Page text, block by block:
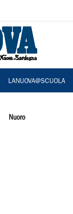
LANUOVA@SCUOLA
Nuoro